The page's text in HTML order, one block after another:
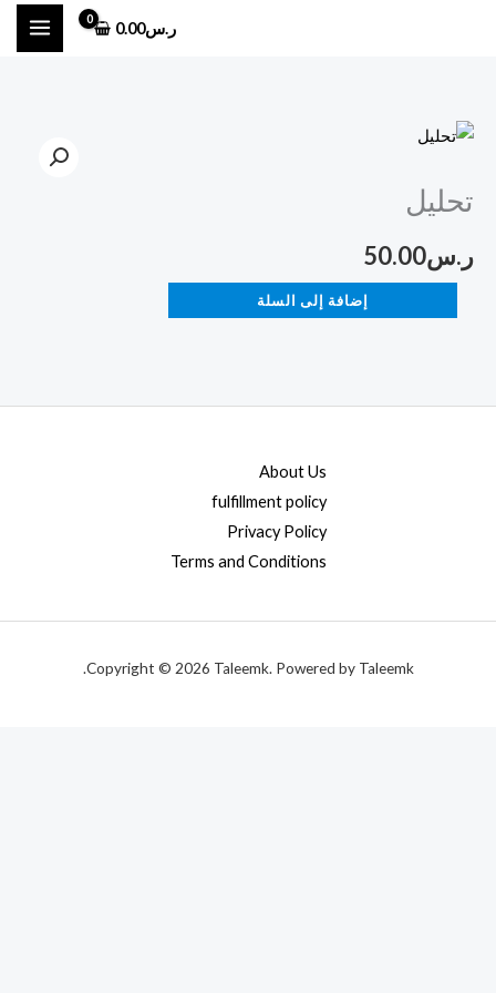
ر.س0.00
تحليل
ر.س50.00
كمية
إضافة إلى السلة
About Us
fulfillment policy
Privacy Policy
Terms and Conditions
Copyright © 2026 Taleemk. Powered by Taleemk.